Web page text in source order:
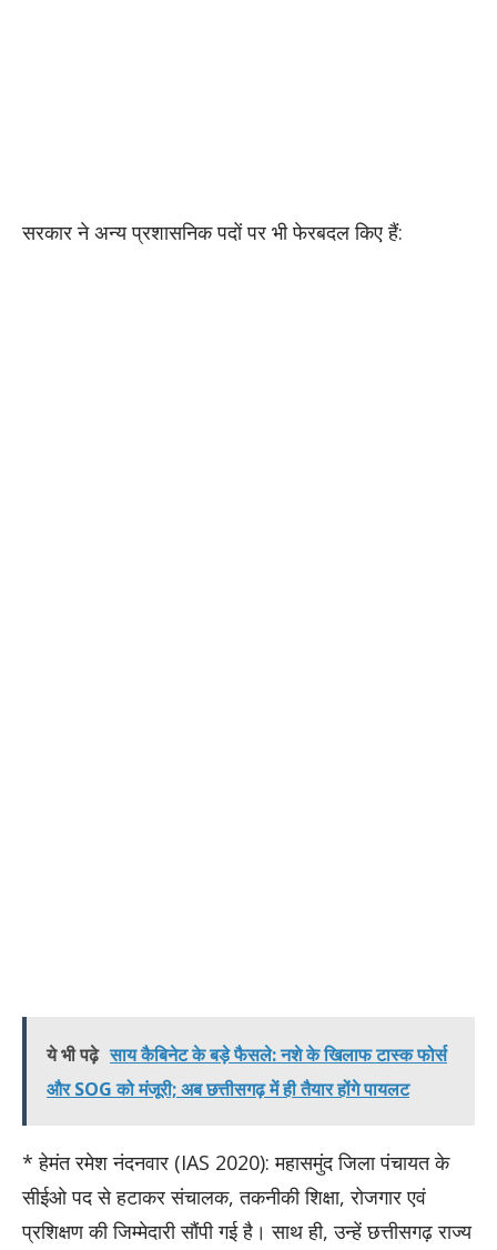
सरकार ने अन्य प्रशासनिक पदों पर भी फेरबदल किए हैं:
ये भी पढ़े साय कैबिनेट के बड़े फैसले: नशे के खिलाफ टास्क फोर्स
और SOG को मंजूरी; अब छत्तीसगढ़ में ही तैयार होंगे पायलट
* हेमंत रमेश नंदनवार (IAS 2020): महासमुंद जिला पंचायत के
सीईओ पद से हटाकर संचालक, तकनीकी शिक्षा, रोजगार एवं
प्रशिक्षण की जिम्मेदारी सौंपी गई है। साथ ही, उन्हें छत्तीसगढ़ राज्य